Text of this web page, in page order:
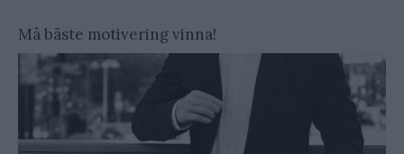
Må bäste motivering vinna!